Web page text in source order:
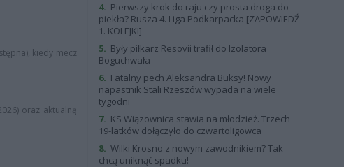
kiedy mecz
oraz aktualną
4. Pierwszy krok do raju czy prosta droga do
piekła? Rusza 4. Liga Podkarpacka [ZAPOWIEDŹ
1. KOLEJKI]
5. Były piłkarz Resovii trafił do Izolatora
Boguchwała
6. Fatalny pech Aleksandra Buksy! Nowy
napastnik Stali Rzeszów wypada na wiele
tygodni
7. KS Wiązownica stawia na młodzież. Trzech
19-latków dołączyło do czwartoligowca
8. Wilki Krosno z nowym zawodnikiem? Tak
chcą uniknąć spadku!